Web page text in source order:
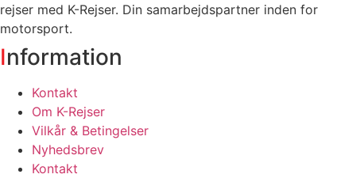
rejser med K-Rejser. Din samarbejdspartner inden for
motorsport.
Information
Kontakt
Om K-Rejser
Vilkår & Betingelser
Nyhedsbrev
Kontakt